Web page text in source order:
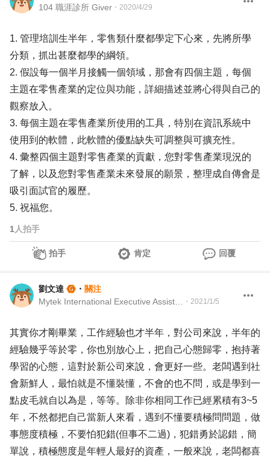
104 職涯診所 Giver ・ 2020/4/29
1. 管理培訓生半年，零售類什麼都學定下心來，先將所學
分類，抓出甚麼都學的綱領。
2. 假設每一個半月接觸一個領域，那會有四個主題，每個
主題在零售產業的定位與功能，詳細描述並將心得與自己的
觀察放入。
3. 每個主題在零售產業所使用的工具，特別在資訊系統中
使用到的軟體，此軟體的優點缺失可調整與可擴充性。
4. 彙整四個主題對零售產業的貢獻，您對零售產業現況的
了解，以及您對零售產業未來發展的願景，整理成自傳會是
吸引面試官的履歷。
5. 祝福您。
1 人拍手
拍手 肯定 回覆
劉文達 ・ 關注
・ 2021/1/5
其實你才剛畢業，工作經驗也才半年，對公司來說，半年的
經驗幾乎等於零，你也別放心上，把自己心態歸零，抱持著
學習的心態，這對於新公司來說，會更好一些。老闆遇到社
會新鮮人，最怕就是不懂裝懂，不會的也不問，或是學到一
點皮毛就自以為是，等等。除非你相同工作已經累積有3~5
年，不然都把自己當新人來看，遇到不懂要積極問問題，做
事態度積極，不要怕犯錯(但事不二過)，犯錯勇於認錯，簡
單說，積極態度是年輕人最好的資產，一般來說，老闆都喜